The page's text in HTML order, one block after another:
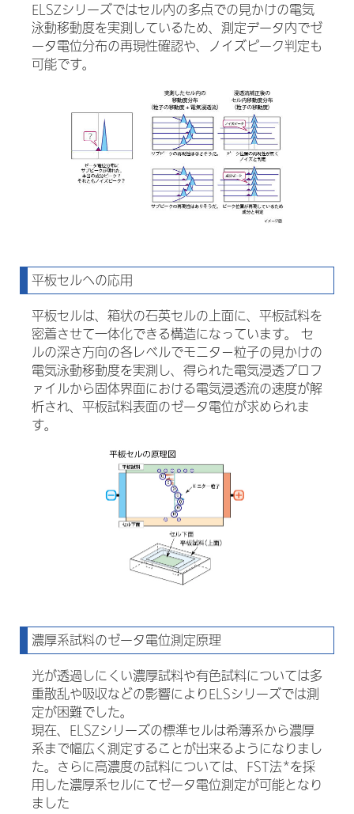
ELSZシリーズではセル内の多点での見かけの電気
泳動移動度を実測しているため、測定データ内でゼ
ータ電位分布の再現性確認や、ノイズピーク判定も
可能です。
平板セルへの応用
平板セルは、箱状の石英セルの上面に、平板試料を
密着させて一体化できる構造になっています。 セ
ルの深さ方向の各レベルでモニタ－粒子の見かけの
電気泳動移動度を実測し、得られた電気浸透プロフ
ァイルから固体界面における電気浸透流の速度が解
析され、平板試料表面のゼータ電位が求められま
す。
濃厚系試料のゼータ電位測定原理
光が透過しにくい濃厚試料や有色試料については多
重散乱や吸収などの影響によりELSシリーズでは測
定が困難でした。
現在、ELSZシリーズの標準セルは希薄系から濃厚
系まで幅広く測定することが出来るようになりまし
た。さらに高濃度の試料については、FST法*を採
用した濃厚系セルにてゼータ電位測定が可能となり
ました